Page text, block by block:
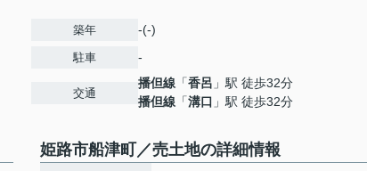
築年 -(-)
駐車 -
交通
播但線 「香呂 」駅 徒歩32分
播但線 「溝口 」駅 徒歩32分
姫路市船津町／売土地の詳細情報